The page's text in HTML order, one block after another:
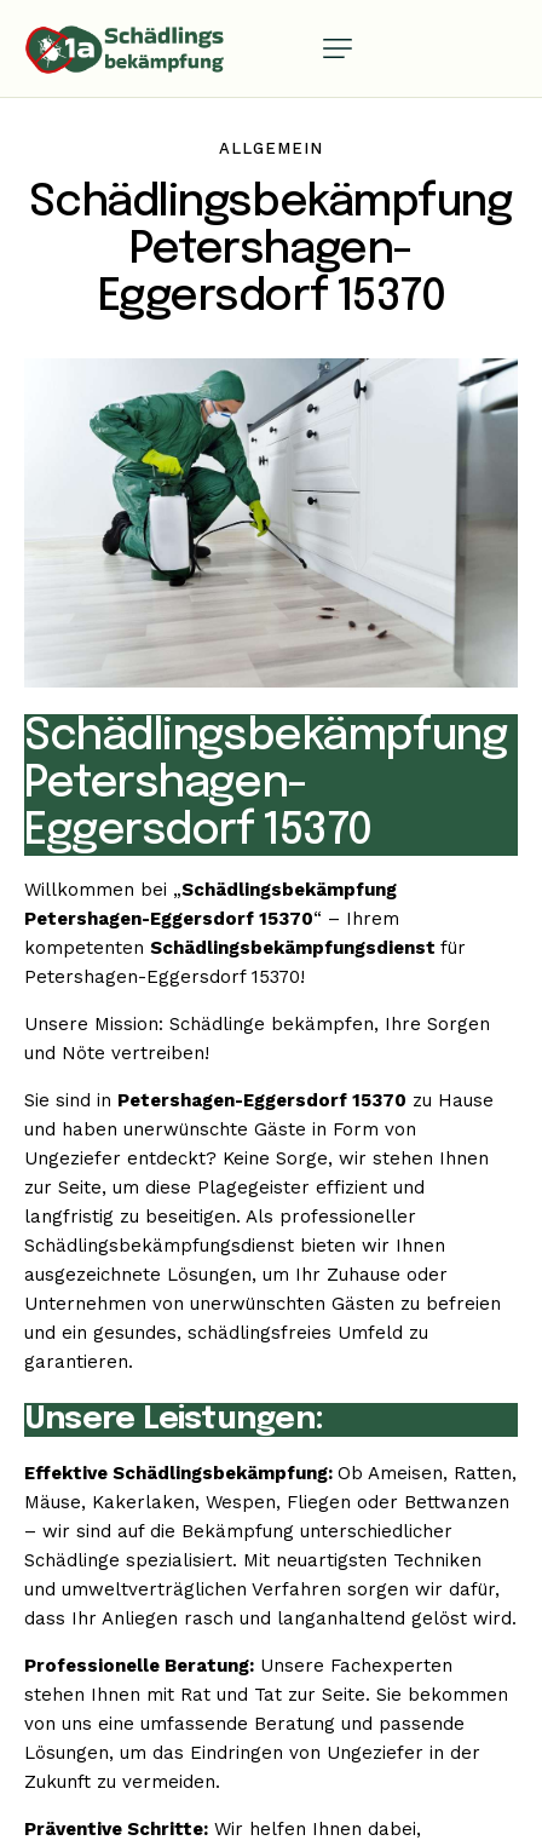
ALLGEMEIN
Schädlingsbekämpfung
Petershagen-
Eggersdorf 15370
Schädlingsbekämpfung
Petershagen-
Eggersdorf 15370
Willkommen bei „Schädlingsbekämpfung
Petershagen-Eggersdorf 15370“ – Ihrem
kompetenten Schädlingsbekämpfungsdienst für
Petershagen-Eggersdorf 15370!
Unsere Mission: Schädlinge bekämpfen, Ihre Sorgen
und Nöte vertreiben!
Sie sind in Petershagen-Eggersdorf 15370 zu Hause
und haben unerwünschte Gäste in Form von
Ungeziefer entdeckt? Keine Sorge, wir stehen Ihnen
zur Seite, um diese Plagegeister effizient und
langfristig zu beseitigen. Als professioneller
Schädlingsbekämpfungsdienst bieten wir Ihnen
ausgezeichnete Lösungen, um Ihr Zuhause oder
Unternehmen von unerwünschten Gästen zu befreien
und ein gesundes, schädlingsfreies Umfeld zu
garantieren.
Unsere Leistungen:
Effektive Schädlingsbekämpfung: Ob Ameisen, Ratten,
Mäuse, Kakerlaken, Wespen, Fliegen oder Bettwanzen
– wir sind auf die Bekämpfung unterschiedlicher
Schädlinge spezialisiert. Mit neuartigsten Techniken
und umweltverträglichen Verfahren sorgen wir dafür,
dass Ihr Anliegen rasch und langanhaltend gelöst wird.
Professionelle Beratung: Unsere Fachexperten
stehen Ihnen mit Rat und Tat zur Seite. Sie bekommen
von uns eine umfassende Beratung und passende
Lösungen, um das Eindringen von Ungeziefer in der
Zukunft zu vermeiden.
Präventive Schritte: Wir helfen Ihnen dabei,